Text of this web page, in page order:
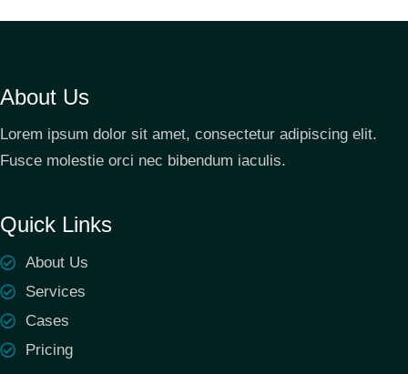
About Us
Lorem ipsum dolor sit amet, consectetur adipiscing elit.
Fusce molestie orci nec bibendum iaculis.
Quick Links
About Us
Services
Cases
Pricing